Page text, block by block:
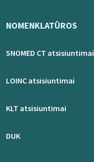
NOMENKLATŪROS
SNOMED CT atsisiuntimai
LOINC atsisiuntimai
KLT atsisiuntimai
DUK